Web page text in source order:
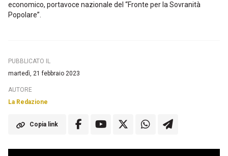
economico, portavoce nazionale del “Fronte per la Sovranità
Popolare”.
PUBBLICATO IL
martedì, 21 febbraio 2023
AUTORE
La Redazione
Copia link